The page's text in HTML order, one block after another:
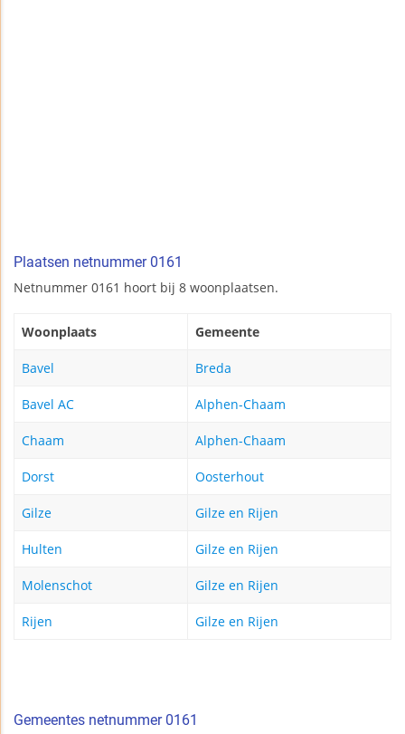
Plaatsen netnummer 0161
Netnummer 0161 hoort bij 8 woonplaatsen.
Woonplaats Gemeente
Bavel Breda
Bavel AC Alphen-Chaam
Chaam Alphen-Chaam
Dorst Oosterhout
Gilze Gilze en Rijen
Hulten Gilze en Rijen
Molenschot Gilze en Rijen
Rijen Gilze en Rijen
Gemeentes netnummer 0161